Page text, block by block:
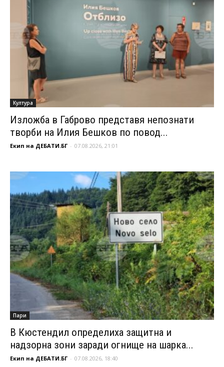
Култура
Изложба в Габрово представя непознати
творби на Илия Бешков по повод...
Екип на ДЕБАТИ.БГ - 07.08.2026, 21:01
Пари
В Кюстендил определиха защитна и
надзорна зони заради огнище на шарка...
Екип на ДЕБАТИ.БГ - 07.08.2026, 18:40